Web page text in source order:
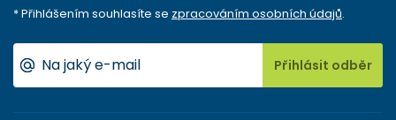
* Přihlášením souhlasíte se zpracováním osobních údajů.
Přihlásit odběr